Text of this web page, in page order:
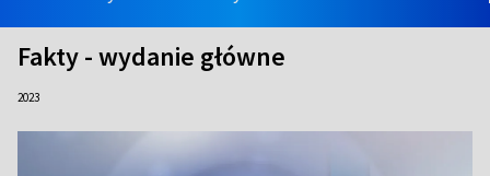
Fakty - wydanie główne
2023